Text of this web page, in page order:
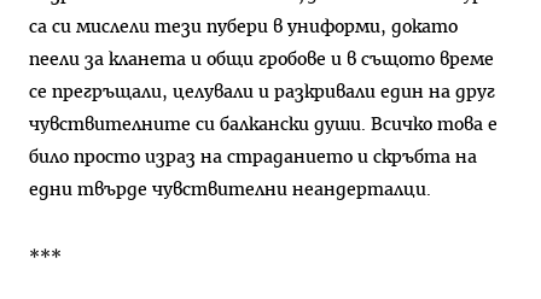
са си мислели тези пубери в униформи, докато
пеели за кланета и общи гробове и в същото време
се прегръщали, целували и разкривали един на друг
чувствителните си балкански души. Всичко това е
било просто израз на страданието и скръбта на
едни твърде чувствителни неандерталци.
***